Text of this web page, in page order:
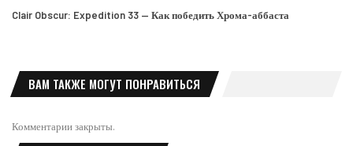
Clair Obscur: Expedition 33 — Как победить Хрома-аббаста
ВАМ ТАКЖЕ МОГУТ ПОНРАВИТЬСЯ
Комментарии закрыты.